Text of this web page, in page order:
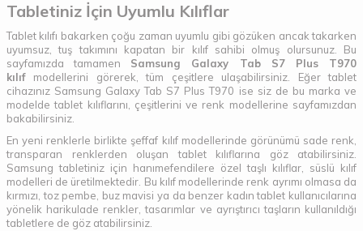
Tabletiniz İçin Uyumlu Kılıflar
Tablet kılıfı bakarken çoğu zaman uyumlu gibi gözüken ancak takarken
uyumsuz, tuş takımını kapatan bir kılıf sahibi olmuş olursunuz. Bu
sayfamızda tamamen Samsung Galaxy Tab S7 Plus T970
kılıf modellerini görerek, tüm çeşitlere ulaşabilirsiniz. Eğer tablet
cihazınız Samsung Galaxy Tab S7 Plus T970 ise siz de bu marka ve
modelde tablet kılıflarını, çeşitlerini ve renk modellerine sayfamızdan
bakabilirsiniz.
En yeni renklerle birlikte şeffaf kılıf modellerinde görünümü sade renk,
transparan renklerden oluşan tablet kılıflarına göz atabilirsiniz.
Samsung tabletiniz için hanımefendilere özel taşlı kılıflar, süslü kılıf
modelleri de üretilmektedir. Bu kılıf modellerinde renk ayrımı olmasa da
kırmızı, toz pembe, buz mavisi ya da benzer kadın tablet kullanıcılarına
yönelik harikulade renkler, tasarımlar ve ayrıştırıcı taşların kullanıldığı
tabletlere de göz atabilirsiniz.